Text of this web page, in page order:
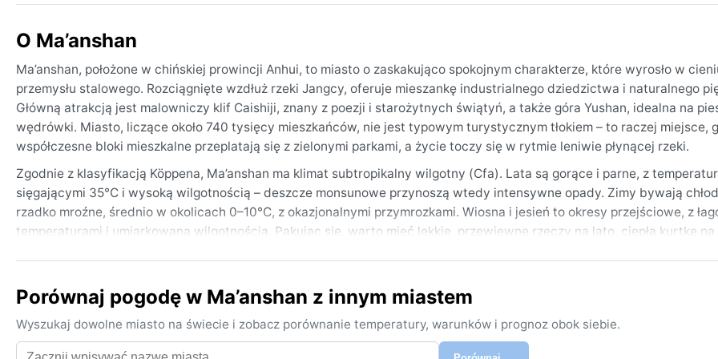
O Ma’anshan
Ma’anshan, położone w chińskiej prowincji Anhui, to miasto o zaskakująco spokojnym charakterze, które wyrosło w
przemysłu stalowego. Rozciągnięte wzdłuż rzeki Jangcy, oferuje mieszankę industrialnego dziedzictwa i naturalnego
Główną atrakcją jest malowniczy klif Caishiji, znany z poezji i starożytnych świątyń, a także góra Yushan, idealna na
wędrówki. Miasto, liczące około 740 tysięcy mieszkańców, nie jest typowym turystycznym tłokiem – to raczej miejsce,
współczesne bloki mieszkalne przeplatają się z zielonymi parkami, a życie toczy się w rytmie leniwie płynącej rzeki.
Zgodnie z klasyfikacją Köppena, Ma’anshan ma klimat subtropikalny wilgotny (Cfa). Lata są gorące i parne, z
sięgającymi 35°C i wysoką wilgotnością – deszcze monsunowe przynoszą wtedy intensywne opady. Zimy bywają
rzadko mroźne, średnio w okolicach 0–10°C, z okazjonalnymi przymrozkami. Wiosna i jesień to okresy przejściowe, z
temperaturami i umiarkowaną wilgotnością. Pakując się, warto mieć lekkie, przewiewne rzeczy na lato, ciepłą kurtkę na
przyjemnie ciepłe, a opady rzadsze. Charakterystycznym zjawiskiem są letnie ulewy związane z monsunem, które
przynoszą resztki tajfunów z wybrzeża. Zimą sporadycznie pojawia się mgła, zwłaszcza nad rzeką, ale śnieg to rzadkość
spadnie, znika w ciągu dnia. Dla miłośników łagodnej aury bez skrajności, późna wiosna i wczesna jesień są tu
przewidywalne.
Porównaj pogodę w Ma’anshan z innym miastem
Wyszukaj dowolne miasto na świecie i zobacz porównanie temperatury, warunków i prognoz obok siebie.